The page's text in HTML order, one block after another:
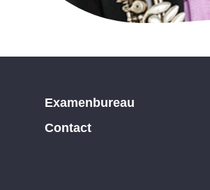
Examenbureau
Contact